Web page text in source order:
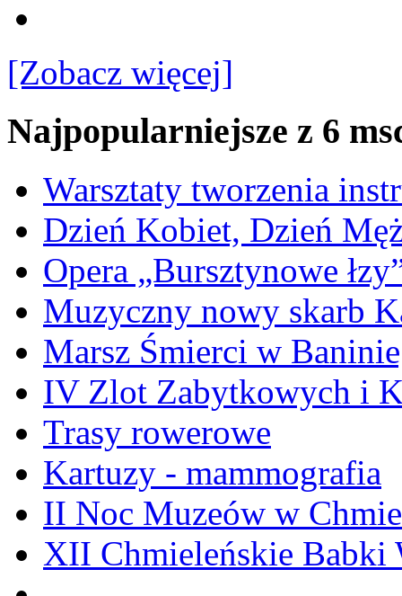
[Zobacz więcej]
Najpopularniejsze z 6
Warsztaty tworzenia
Dzień Kobiet, Dzień
Opera „Bursztynowe
Muzyczny nowy skarb
Marsz Śmierci w
IV Zlot Zabytkowych i
Trasy rowerowe
Kartuzy - mammografia
II Noc Muzeów w
XII Chmieleńskie Babki